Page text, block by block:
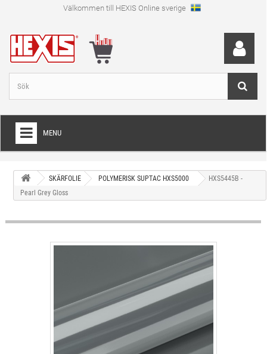
Välkommen till HEXIS Online sverige
MENU
WRAPFOLIE
VERKTYG & TILLBEHÖR
SKÄRFOLIE POLYMERISK SUPTAC HXS5000
HXS5445B -
Pearl Grey Gloss